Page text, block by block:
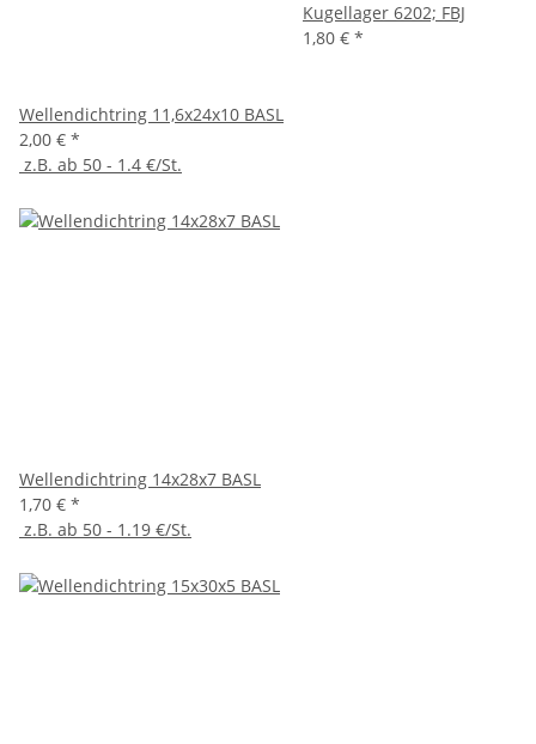
Wellendichtring 11,6x24x10 BASL
2,00 € *
z.B. ab 50 - 1.4 €/St.
Kugellager 6202; FBJ
1,80 € *
Wellendichtring 14x28x7 BASL
1,70 € *
z.B. ab 50 - 1.19 €/St.